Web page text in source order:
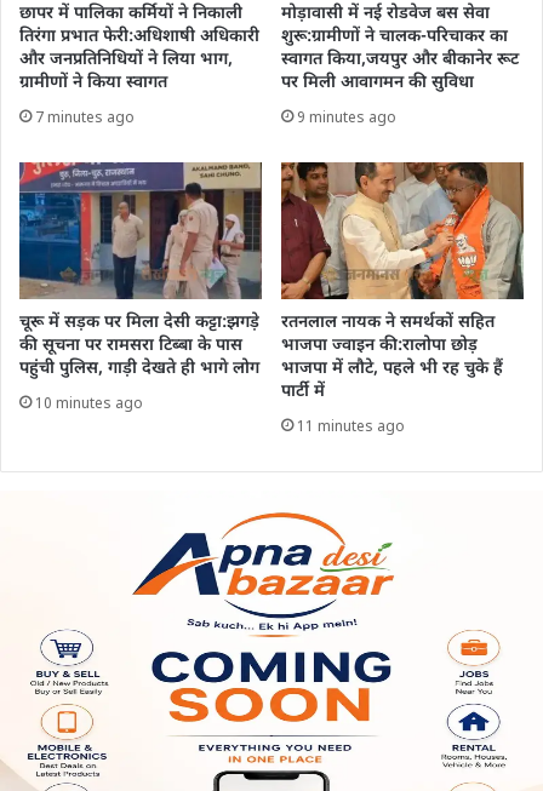
छापर में पालिका कर्मियों ने निकाली
तिरंगा प्रभात फेरी:अधिशाषी अधिकारी
और जनप्रतिनिधियों ने लिया भाग,
ग्रामीणों ने किया स्वागत
7 minutes ago
मोड़ावासी में नई रोडवेज बस सेवा
शुरू:ग्रामीणों ने चालक-परिचाकर का
स्वागत किया,जयपुर और बीकानेर रूट
पर मिली आवागमन की सुविधा
9 minutes ago
चूरू में सड़क पर मिला देसी कट्टा:झगड़े
की सूचना पर रामसरा टिब्बा के पास
पहुंची पुलिस, गाड़ी देखते ही भागे लोग
10 minutes ago
रतनलाल नायक ने समर्थकों सहित
भाजपा ज्वाइन की:रालोपा छोड़
भाजपा में लौटे, पहले भी रह चुके हैं
पार्टी में
11 minutes ago